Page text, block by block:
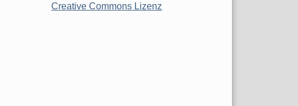
Creative Commons Lizenz